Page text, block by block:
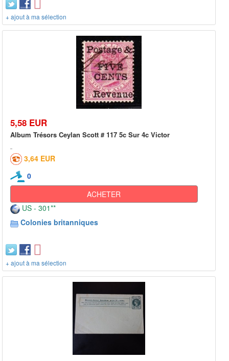
+ ajout à ma sélection
5,58 EUR
Album Trésors Ceylan Scott # 117 5c Sur 4c Victor
3,64 EUR
0
ACHETER
US - 301**
Colonies britanniques
+ ajout à ma sélection